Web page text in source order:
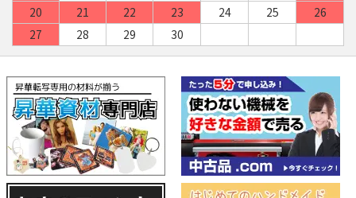
20
21 22 23 24 25
26
27
28 29 30